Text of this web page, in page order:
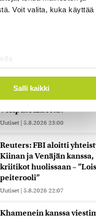
Voit valita, kuka käyttää
. Voit muuttaa
tukemiseen
tietoja muihin tietoihin,
siirtää ulkomaille.
Salli kaikki
Uutiset | 5.8.2026 21:41
Miksi Ruotsin Daniel on
Kuin kauhuelokuvasta –
kuullut Etelämantereen
Veriputouksesta?
Uutiset | 5.8.2026 23:00
Reuters: FBI aloitti
Kiinan ja Venäjän kanssa,
kriitikot huolissaan –
peiterooli”
Uutiset | 5.8.2026 22:07
Khamenein kanssa